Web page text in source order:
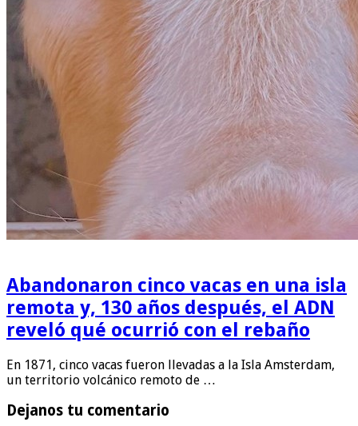
Abandonaron cinco vacas en una isla
remota y, 130 años después, el ADN
reveló qué ocurrió con el rebaño
En 1871, cinco vacas fueron llevadas a la Isla Amsterdam,
un territorio volcánico remoto de …
Dejanos tu comentario